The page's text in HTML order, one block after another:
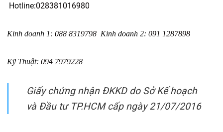
Hotline:028381016980
Kinh doanh 1: 088 8319798 Kinh doanh 2: 091 1287898
Kỹ Thuật: 094 7979228
Giấy chứng nhận ĐKKD do Sở Kế hoạch
và Đầu tư TP.HCM cấp ngày 21/07/2016